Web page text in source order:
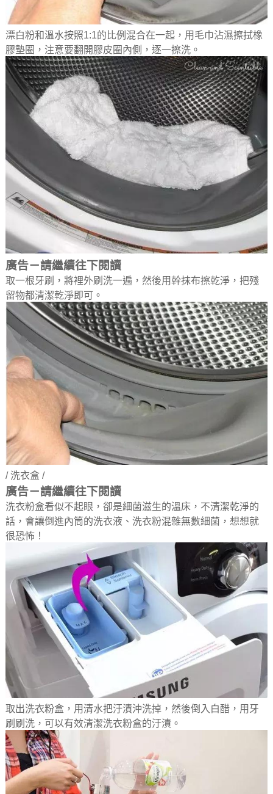
漂白粉和溫水按照1:1的比例混合在一起，用毛巾沾濕擦拭橡
膠墊圈，注意要翻開膠皮圈內側，逐一擦洗。
廣告－請繼續往下閱讀
取一根牙刷，將裡外刷洗一遍，然後用幹抹布擦乾淨，把殘
留物都清潔乾淨即可。
/ 洗衣盒 /
廣告－請繼續往下閱讀
洗衣粉盒看似不起眼，卻是細菌滋生的溫床，不清潔乾淨的
話，會讓倒進內筒的洗衣液、洗衣粉混雜無數細菌，想想就
很恐怖！
取出洗衣粉盒，用清水把汙漬沖洗掉，然後倒入白醋，用牙
刷刷洗，可以有效清潔洗衣粉盒的汙漬。